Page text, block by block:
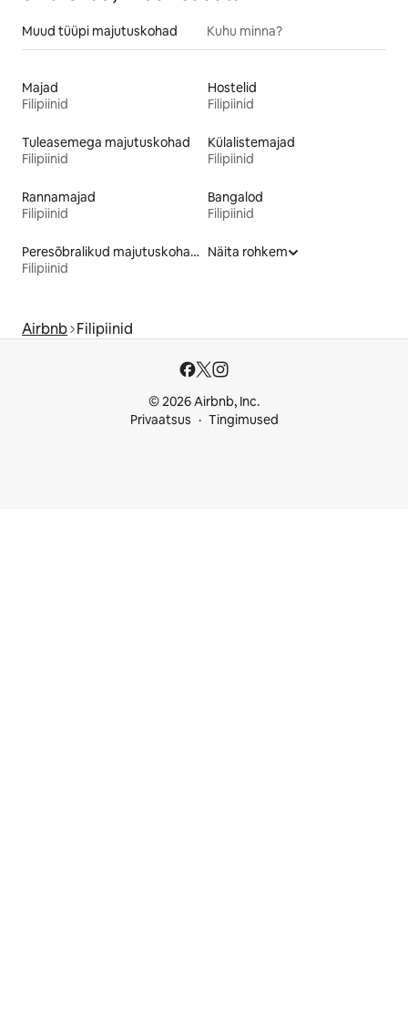
Muud tüüpi majutuskohad Kuhu minna?
Majad
Filipiinid
Hostelid
Filipiinid
Tuleasemega majutuskohad
Filipiinid
Külalistemajad
Filipiinid
Rannamajad
Filipiinid
Bangalod
Filipiinid
Peresõbralikud majutuskohad
Filipiinid
Näita rohkem
Airbnb Filipiinid
© 2026 Airbnb, Inc.
Privaatsus
Tingimused